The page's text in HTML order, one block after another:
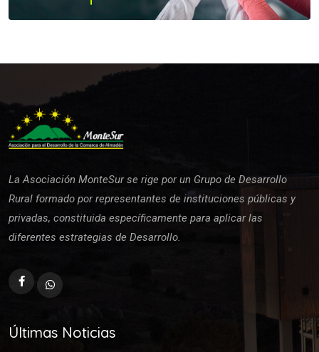
La Asociación MonteSur se rige por un Grupo de Desarrollo
Rural formado por representantes de instituciones públicas y
privadas, constituida específicamente para aplicar las
diferentes estrategias de Desarrollo.
Últimas Noticias